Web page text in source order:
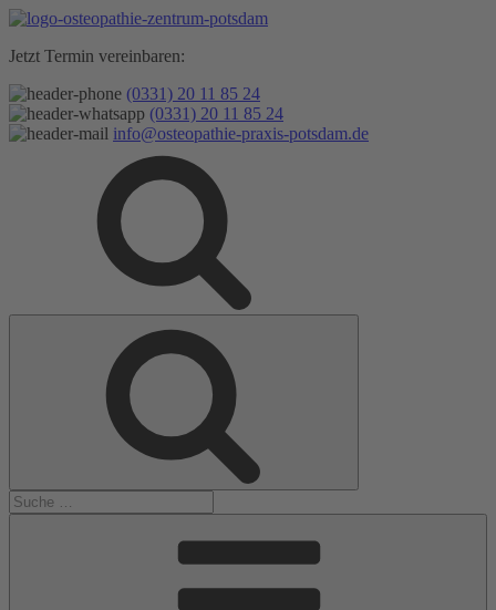
Zum
springen
Jetzt Termin vereinbaren:
(0331) 20 11 85 24
(0331) 20 11 85 24
info@osteopathie-praxis-potsdam.de